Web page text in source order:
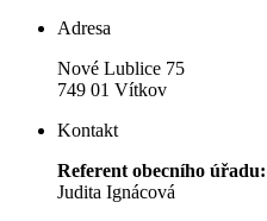
Adresa
Nové Lublice 75
749 01 Vítkov
Kontakt
Referent obecního úřadu:
Judita Ignácová